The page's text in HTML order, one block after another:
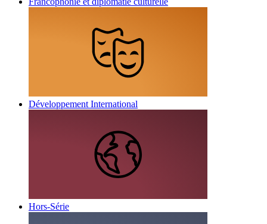
Développement International
Hors-Série